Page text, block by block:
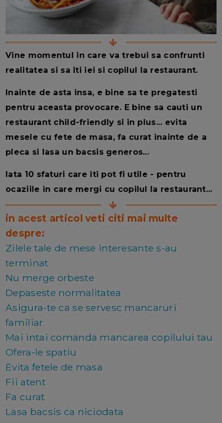
Vine momentul in care va trebui sa confrunti
realitatea si sa iti iei si copilul la restaurant.
Inainte de asta insa, e bine sa te pregatesti
pentru aceasta provocare. E bine sa cauti un
restaurant child-friendly si in plus... evita
mesele cu fete de masa, fa curat inainte de a
pleca si lasa un bacsis generos...
Iata 10 sfaturi care iti pot fi utile - pentru
ocaziile in care mergi cu copilul la restaurant...
in acest articol veti citi mai multe
despre:
Zilele tale de mese interesante s-au
terminat
Nu merge orbeste
Depaseste normalitatea
Asigura-te ca se servesc mancaruri
familiar
Mai intai comanda mancarea copilului tau
Ofera-le spatiu
Evita fetele de masa
Fii atent
Fa curat
Lasa bacsis ca niciodata